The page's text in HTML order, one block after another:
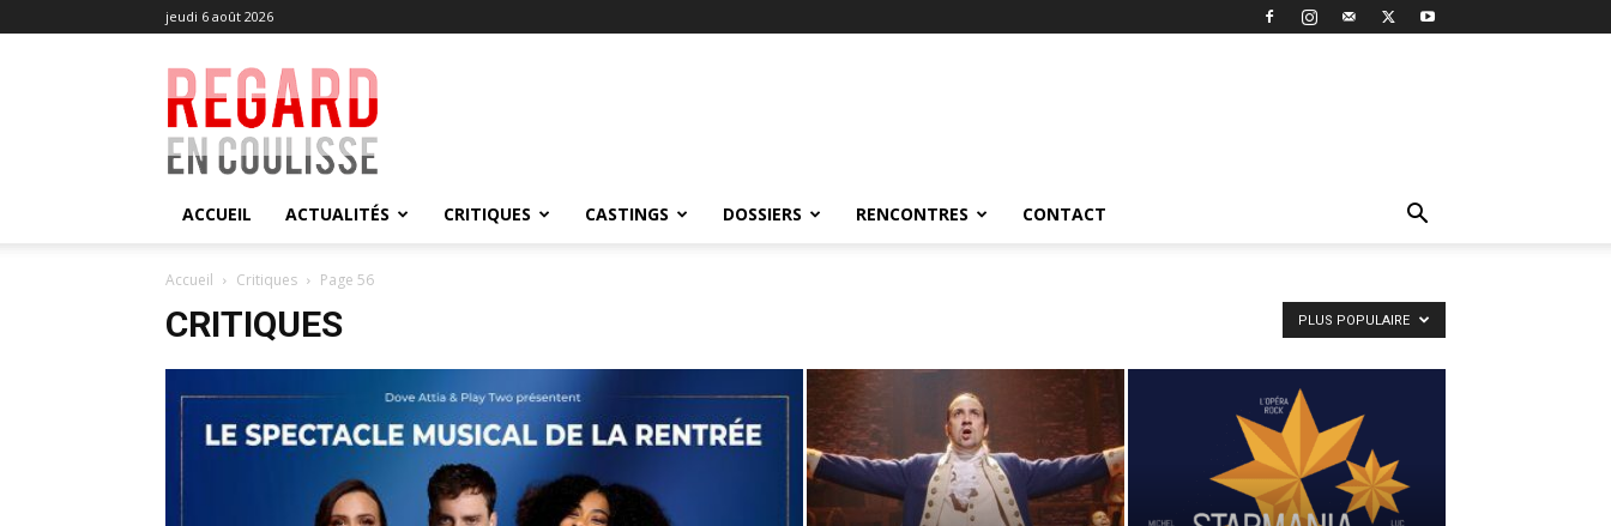
jeudi 6 août 2026
Regard
en
Coulisse
ACCUEIL ACTUALITÉS CRITIQUES CASTINGS DOSSIERS RENCONTRES CONTACT
Accueil Critiques Page 56
CRITIQUES PLUS POPULAIRE